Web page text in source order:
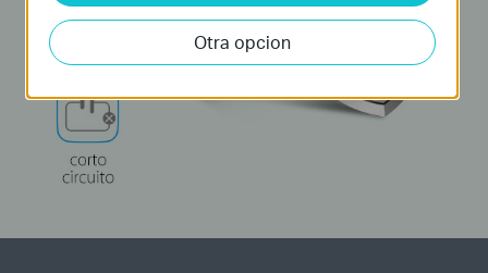
Otra opcion